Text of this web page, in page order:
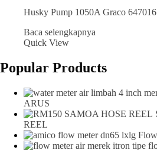
Husky Pump 1050A Graco
Baca selengkapnya
Quick View
Popular Products
ARUS
REEL